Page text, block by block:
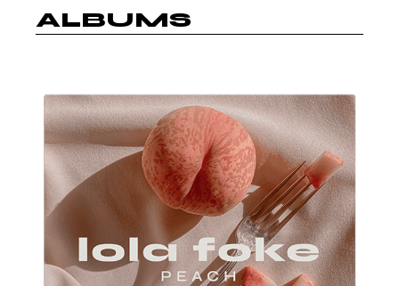
ALBUMS